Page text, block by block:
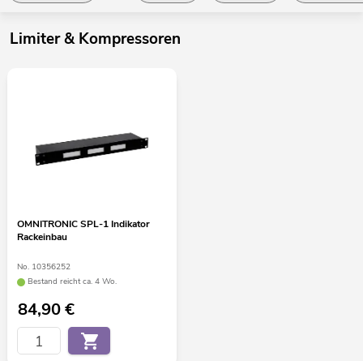
Limiter & Kompressoren
OMNITRONIC SPL-1 Indikator
Rackeinbau
No. 10356252
Bestand reicht ca. 4 Wo.
84,90€